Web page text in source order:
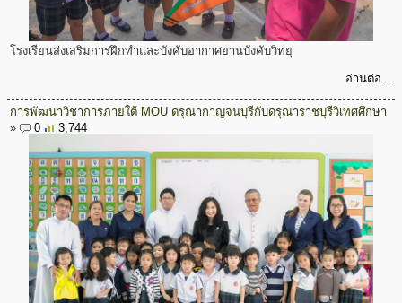
โรงเรียนส่งเสริมการฝึกทำและบังคับอากาศยานบังคับวิทยุ
อ่านต่อ...
การพัฒนาวิชาการภายใต้ MOU ดรุณากาญจนบุรีกับดรุณาราชบุรีวิเทศศึกษา
»
0 3,744